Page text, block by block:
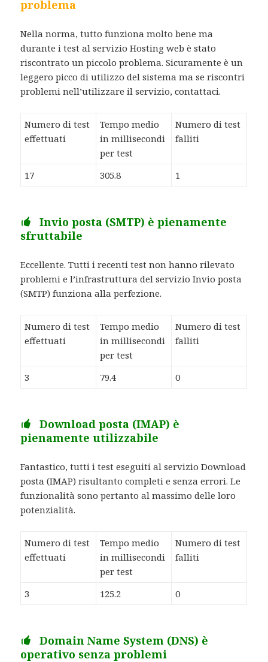
problema
Nella norma, tutto funziona molto bene ma
durante i test al servizio Hosting web è stato
riscontrato un piccolo problema. Sicuramente è un
leggero picco di utilizzo del sistema ma se riscontri
problemi nell’utilizzare il servizio, contattaci.
Numero di test
effettuati
Tempo medio
in millisecondi
per test
Numero di test
falliti
17 305.8 1
Invio posta (SMTP) è pienamente
sfruttabile
Eccellente. Tutti i recenti test non hanno rilevato
problemi e l’infrastruttura del servizio Invio posta
(SMTP) funziona alla perfezione.
Numero di test
effettuati
Tempo medio
in millisecondi
per test
Numero di test
falliti
3 79.4 0
Download posta (IMAP) è
pienamente utilizzabile
Fantastico, tutti i test eseguiti al servizio Download
posta (IMAP) risultanto completi e senza errori. Le
funzionalità sono pertanto al massimo delle loro
potenzialità.
Numero di test
effettuati
Tempo medio
in millisecondi
per test
Numero di test
falliti
3 125.2 0
Domain Name System (DNS) è
operativo senza problemi